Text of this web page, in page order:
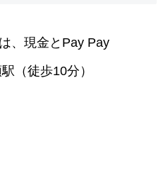
、現金とPay Pay
（徒歩10分）